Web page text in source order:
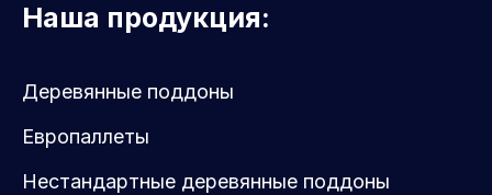
Наша продукция:
Деревянные поддоны
Европаллеты
Нестандартные деревянные поддоны